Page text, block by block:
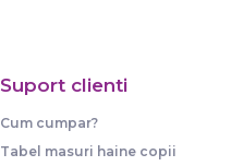
Suport clienti
Cum cumpar?
Tabel masuri haine copii